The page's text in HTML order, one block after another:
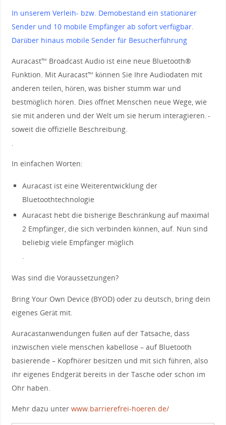
In unserem Verleih- bzw. Demobestand ein stationärer
Sender und 10 mobile Empfänger ab sofort verfügbar.
Darüber hinaus mobile Sender für Besucherführung
Auracast™ Broadcast Audio ist eine neue Bluetooth®
Funktion. Mit Auracast™ können Sie Ihre Audiodaten mit
anderen teilen, hören, was bisher stumm war und
bestmöglich hören. Dies öffnet Menschen neue Wege, wie
sie mit anderen und der Welt um sie herum interagieren. -
soweit die offizielle Beschreibung.
.
In einfachen Worten:
Auracast ist eine Weiterentwicklung der
Bluetoothtechnologie
Auracast hebt die bisherige Beschränkung auf maximal
2 Empfänger, die sich verbinden können, auf. Nun sind
beliebig viele Empfänger möglich
Was sind die Voraussetzungen?
Bring Your Own Device (BYOD) oder zu deutsch, bring dein
eigenes Gerät mit.
Auracastanwendungen fußen auf der Tatsache, dass
inzwischen viele menschen kabellose – auf Bluetooth
basierende – Kopfhörer besitzen und mit sich führen, also
ihr eigenes Endgerät bereits in der Tasche oder schon im
Ohr haben.
Mehr dazu unter www.barrierefrei-hoeren.de/